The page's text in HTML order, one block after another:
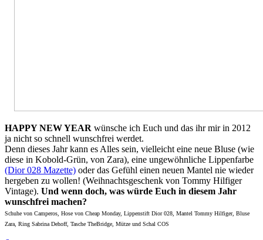
HAPPY NEW YEAR wünsche ich Euch und das ihr mir in 2012
ja nicht so schnell wunschfrei werdet.
Denn dieses Jahr kann es Alles sein, vielleicht eine neue Bluse (wie
diese in Kobold-Grün, von Zara), eine ungewöhnliche Lippenfarbe
(Dior 028 Mazette) oder das Gefühl einen neuen Mantel nie wieder
hergeben zu wollen! (Weihnachtsgeschenk von Tommy Hilfiger
Vintage). Und wenn doch, was würde Euch in diesem Jahr
wunschfrei machen?
Schuhe von Camperos, Hose von Cheap Monday, Lippenstift Dior 028, Mantel Tommy Hilfiger, Bluse
Zara, Ring Sabrina Dehoff, Tasche TheBridge, Mütze und Schal COS